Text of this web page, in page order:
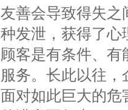
友善会导致得失之
种发泄，获得了心
顾客是有条件、
服务。长此以往
面对如此巨大的